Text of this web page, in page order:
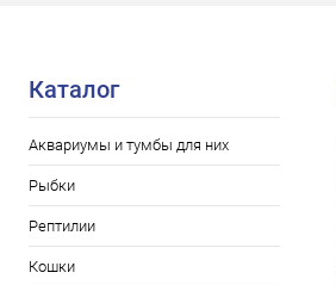
Каталог
Аквариумы и тумбы для них
Рыбки
Рептилии
Кошки